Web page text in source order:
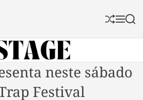
S
f
l
M S
c
h
neste sábado
Festival